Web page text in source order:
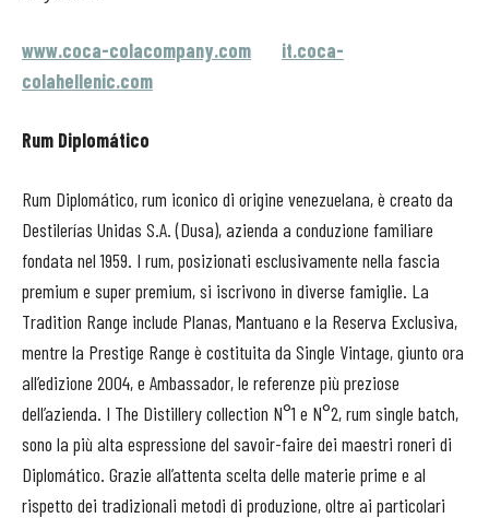
www.coca-colacompany.com
it.coca-
colahellenic.com
Rum Diplomático
Rum Diplomático, rum iconico di origine venezuelana, è creato da
Destilerías Unidas S.A. (Dusa), azienda a conduzione familiare
fondata nel 1959. I rum, posizionati esclusivamente nella fascia
premium e super premium, si iscrivono in diverse famiglie. La
Tradition Range include Planas, Mantuano e la Reserva Exclusiva,
mentre la Prestige Range è costituita da Single Vintage, giunto ora
all’edizione 2004, e Ambassador, le referenze più preziose
dell’azienda. I The Distillery collection N°1 e N°2, rum single batch,
sono la più alta espressione del savoir-faire dei maestri roneri di
Diplomático. Grazie all’attenta scelta delle materie prime e al
rispetto dei tradizionali metodi di produzione, oltre ai particolari